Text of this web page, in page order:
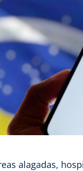
alagadas,